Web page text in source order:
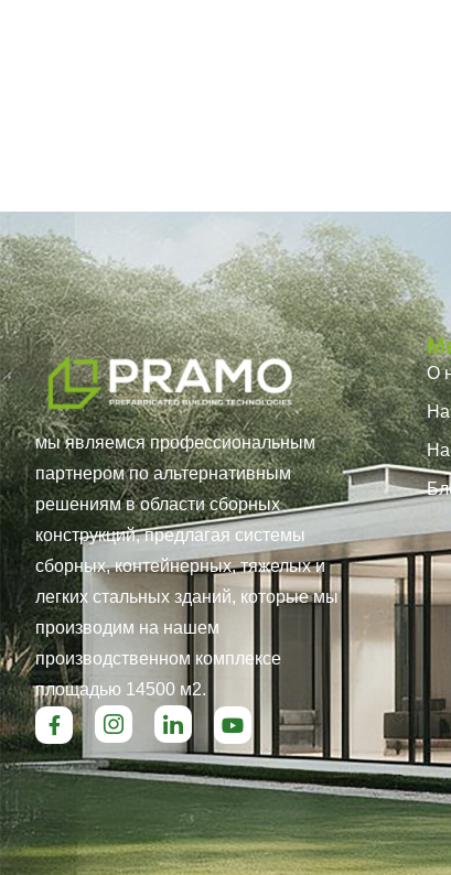
мы являемся профессиональным
партнером по альтернативным
решениям в области сборных
конструкций, предлагая системы
сборных, контейнерных, тяжелых и
легких стальных зданий, которые мы
производим на нашем
производственном комплексе
площадью 14500 м2.
О